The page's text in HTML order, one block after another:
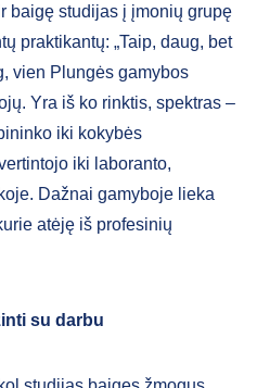
baigę studijas į įmonių grupę
praktikantų: „Taip, daug, bet
vien Plungės gamybos
Yra iš ko rinktis, spektras –
iki kokybės
iki laboranto,
Dažnai gamyboje lieka
atėję iš profesinių
su darbu